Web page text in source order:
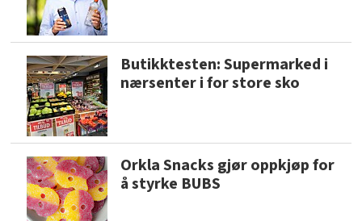
Butikktesten: Supermarked i
nærsenter i for store sko
Orkla Snacks gjør oppkjøp for
å styrke BUBS